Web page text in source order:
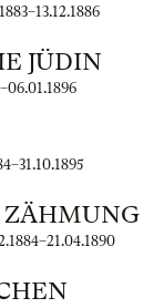
–13.12.1886
JÜDIN
–06.01.1896
–31.10.1895
ZÄHMUNG
–21.04.1890